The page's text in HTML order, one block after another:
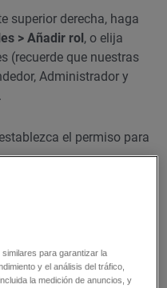
superior derecha, haga
> Añadir rol, o elija
(recuerde que nuestras
Administrador y
el permiso para
para garantizar la
y el análisis del tráfico,
la medición de anuncios, y